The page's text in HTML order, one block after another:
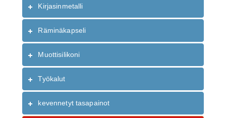
Kirjasinmetalli
Räminäkapseli
Muottisilikoni
Työkalut
kevennetyt tasapainot